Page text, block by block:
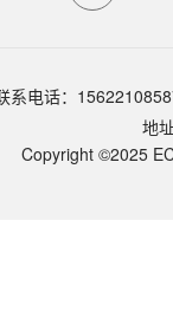
CAR-T 细胞制备
可在加
系电话：
地
Copyright ©2025